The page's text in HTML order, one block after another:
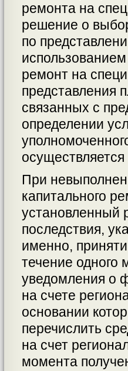
ремонта на
решение о
по
ремонт на
представления
связанных с
определении
При
капитального
установленный
последствия,
именно,
течение одного
уведомления о
на счете
основании
перечислить
на счет
момента